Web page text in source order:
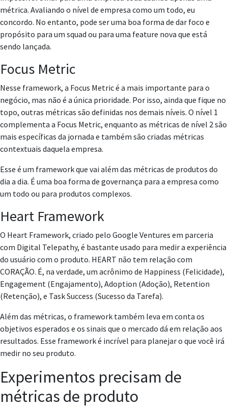
métrica. Avaliando o nível de empresa como um todo, eu
concordo. No entanto, pode ser uma boa forma de dar foco e
propósito para um squad ou para uma feature nova que está
sendo lançada.
Focus Metric
Nesse framework, a Focus Metric é a mais importante para o
negócio, mas não é a única prioridade. Por isso, ainda que fique no
topo, outras métricas são definidas nos demais níveis. O nível 1
complementa a Focus Metric, enquanto as métricas de nível 2 são
mais específicas da jornada e também são criadas métricas
contextuais daquela empresa.
Esse é um framework que vai além das métricas de produtos do
dia a dia. É uma boa forma de governança para a empresa como
um todo ou para produtos complexos.
Heart Framework
O Heart Framework, criado pelo Google Ventures em parceria
com Digital Telepathy, é bastante usado para medir a experiência
do usuário com o produto. HEART não tem relação com
CORAÇÃO. É, na verdade, um acrônimo de Happiness (Felicidade),
Engagement (Engajamento), Adoption (Adoção), Retention
(Retenção), e Task Success (Sucesso da Tarefa).
Além das métricas, o framework também leva em conta os
objetivos esperados e os sinais que o mercado dá em relação aos
resultados. Esse framework é incrível para planejar o que você irá
medir no seu produto.
Experimentos precisam de
métricas de produto